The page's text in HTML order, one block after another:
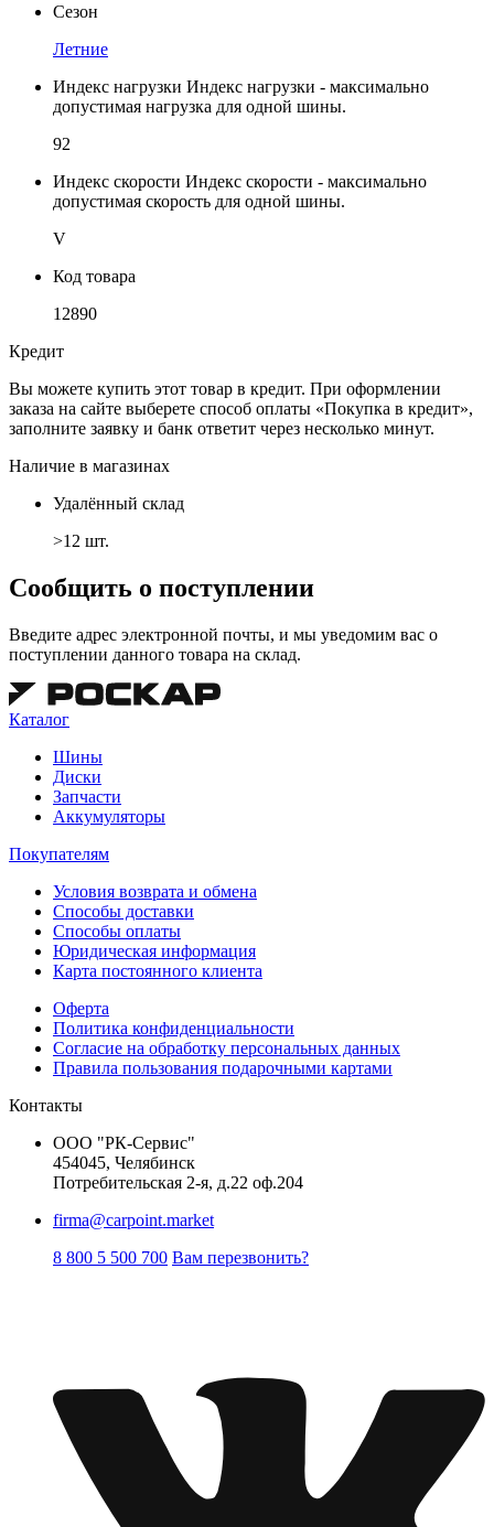
Сезон
Летние
Индекс нагрузки Индекс нагрузки - максимально
допустимая нагрузка для одной шины.
92
Индекс скорости Индекс скорости - максимально
допустимая скорость для одной шины.
V
Код товара
12890
Кредит
Вы можете купить этот товар в кредит. При оформлении
заказа на сайте выберете способ оплаты «Покупка в кредит»,
заполните заявку и банк ответит через несколько минут.
Наличие в магазинах
Удалённый склад
>12 шт.
Сообщить о поступлении
Введите адрес электронной почты, и мы уведомим вас о
поступлении данного товара на склад.
Каталог
Шины
Диски
Запчасти
Аккумуляторы
Покупателям
Условия возврата и обмена
Способы доставки
Способы оплаты
Юридическая информация
Карта постоянного клиента
Оферта
Политика конфиденциальности
Согласие на обработку персональных данных
Правила пользования подарочными картами
Контакты
ООО "РК-Сервис"
454045, Челябинск
Потребительская 2-я, д.22 оф.204
firma@carpoint.market
8 800 5 500 700 Вам перезвонить?